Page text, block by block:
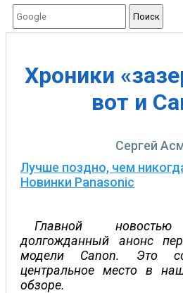
Поиск
Хроники
вот и
Сергей
Лучше поздно, чем
Новинки Panasonic
Главной
долгожданный анонс
модели Canon. Это
центральное место в
обзоре.